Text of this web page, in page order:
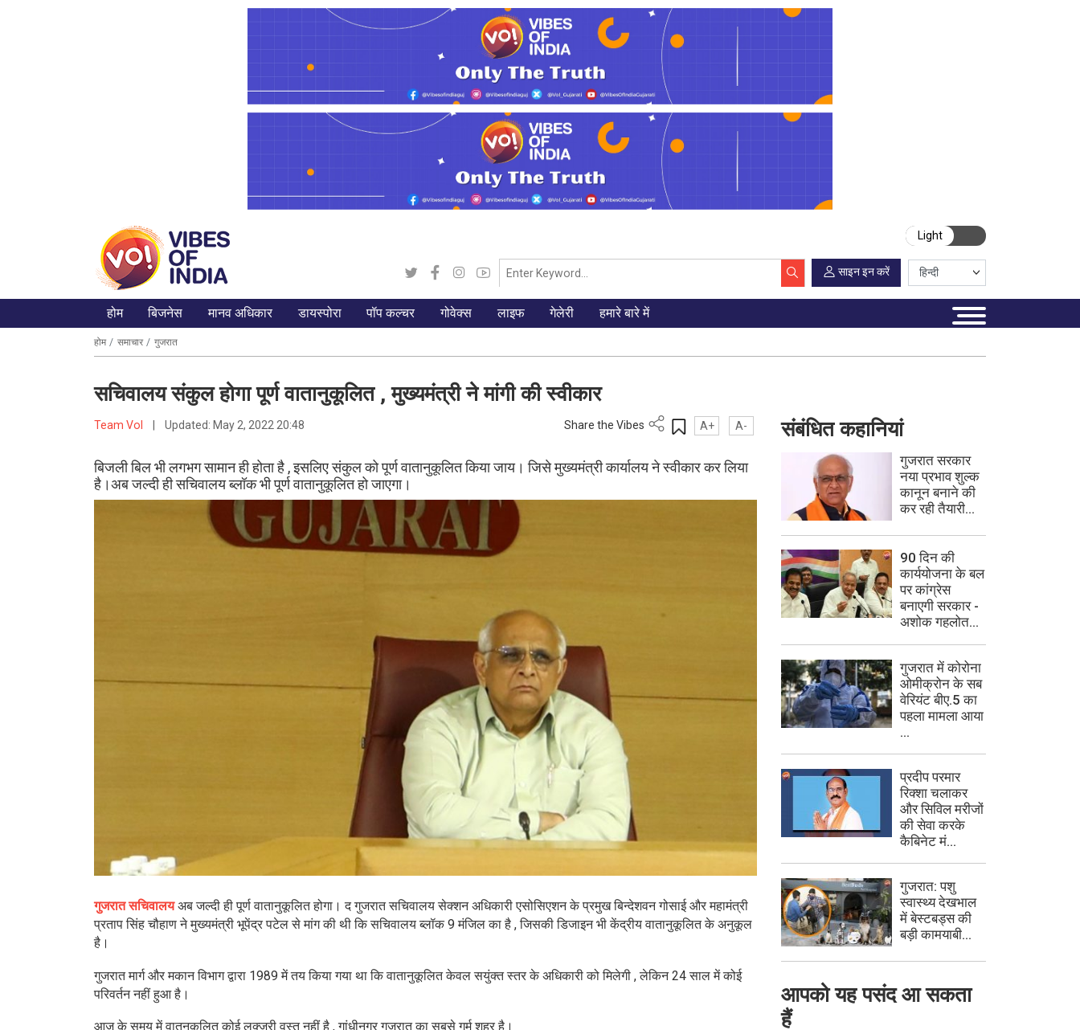
Light
साइन इन करें
होम बिजनेस मानव अधिकार डायस्पोरा पॉप कल्चर गोवेक्स लाइफ गेलेरी हमारे बारे में
होम समाचार गुजरात
सचिवालय संकुल होगा पूर्ण वातानुकूलित , मुख्यमंत्री ने मांगी की स्वीकार
Team VoI Updated: May 2, 2022 20:48 Share the Vibes A+ A-
बिजली बिल भी लगभग सामान ही होता है , इसलिए संकुल को पूर्ण वातानुकूलित किया जाय। जिसे मुख्यमंत्री कार्यालय ने स्वीकार कर लिया
है।अब जल्दी ही सचिवालय ब्लॉक भी पूर्ण वातानुकूलित हो जाएगा।
गुजरात सचिवालयअब जल्दी ही पूर्ण वातानुकूलित होगा। द गुजरात सचिवालय सेक्शन अधिकारी एसोसिएशन के प्रमुख बिन्देशवन गोसाई और महामंत्री
प्रताप सिंह चौहाण ने मुख्यमंत्री भूपेंद्र पटेल से मांग की थी कि सचिवालय ब्लॉक 9 मंजिल का है , जिसकी डिजाइन भी केंद्रीय वातानुकूलित के अनुकूल
है।
गुजरात मार्ग और मकान विभाग द्वारा 1989 में तय किया गया था कि वातानुकूलित केवल सयुंक्त स्तर के अधिकारी को मिलेगी , लेकिन 24 साल में कोई
परिवर्तन नहीं हुआ है।
आज के समय में वातनुकुलित कोई लक्जरी वस्तु नहीं है , गांधीनगर गुजरात का सबसे गर्म शहर है।
संबंधित कहानियां
गुजरात सरकार
नया प्रभाव शुल्क
कानून बनाने की
कर रही तैयारी...
90 दिन की
कार्ययोजना के बल
पर कांग्रेस
बनाएगी सरकार -
अशोक गहलोत...
गुजरात में कोरोना
ओमीक्रोन के सब
वेरियंट बीए.5 का
पहला मामला आया
...
प्रदीप परमार
रिक्शा चलाकर
और सिविल मरीजों
की सेवा करके
कैबिनेट मं...
गुजरात: पशु
स्वास्थ्य देखभाल
में बेस्टबड्स की
बड़ी कामयाबी...
आपको यह पसंद आ सकता
हैं